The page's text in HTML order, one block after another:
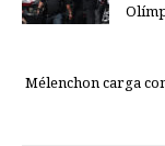
Mélenchon carga